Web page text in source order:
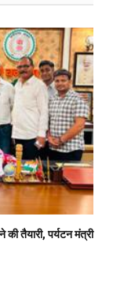
की तैयारी, पर्यटन मंत्री